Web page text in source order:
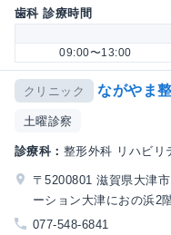
歯科 診療時間
09:00〜13:00
クリニック ながやま
土曜診察
診療科： 整形外科 リハビリ
〒5200801 滋賀県大津
ーション大津におの浜2
077-548-6841